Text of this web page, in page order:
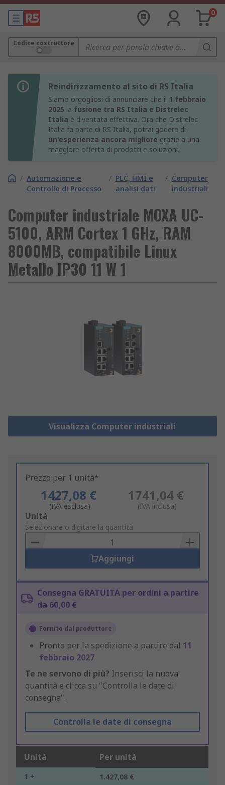
0
Codice costruttore
Reindirizzamento al sito di RS Italia
Siamo orgogliosi di annunciare che il 1 febbraio
2025 la fusione tra RS Italia e Distrelec
Italia è diventata effettiva. Ora che Distrelec
Italia fa parte di RS Italia, potrai godere di
un'esperienza ancora migliore grazie a una
maggiore offerta di prodotti e soluzioni.
/ Automazione e
Controllo di Processo
/ PLC, HMI e
analisi dati
/ Computer
industriali
Computer industriale MOXA UC-
5100, ARM Cortex 1 GHz, RAM
8000MB, compatibile Linux
Metallo IP30 11 W 1
Visualizza Computer industriali
Prezzo per 1 unità*
1427,08 €
(IVA esclusa)
1741,04 €
(IVA inclusa)
Add
to
Basket
Unità
Selezionare o digitare la quantità
Aggiungi
Consegna GRATUITA per ordini a partire
da 60,00 €
Fornito dal produttore
Pronto per la spedizione a partire dal 11
febbraio 2027
Te ne servono di più? Inserisci la nuova
quantità e clicca su "Controlla le date di
consegna".
Controlla le date di consegna
Unità Per unità
1 + 1.427,08 €